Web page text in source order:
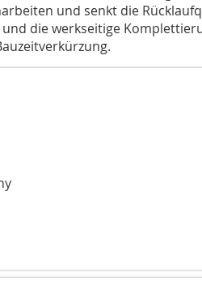
und senkt die
die werkseitige